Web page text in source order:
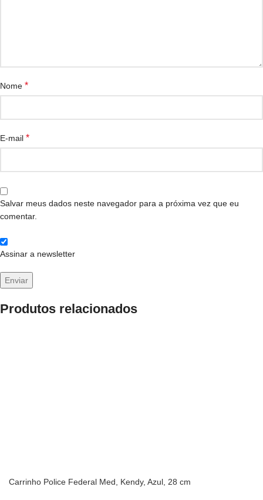
Nome *
E-mail *
Salvar meus dados neste navegador para a próxima vez que eu
comentar.
Assinar a newsletter
Produtos relacionados
Carrinho Police Federal Med, Kendy, Azul, 28 cm